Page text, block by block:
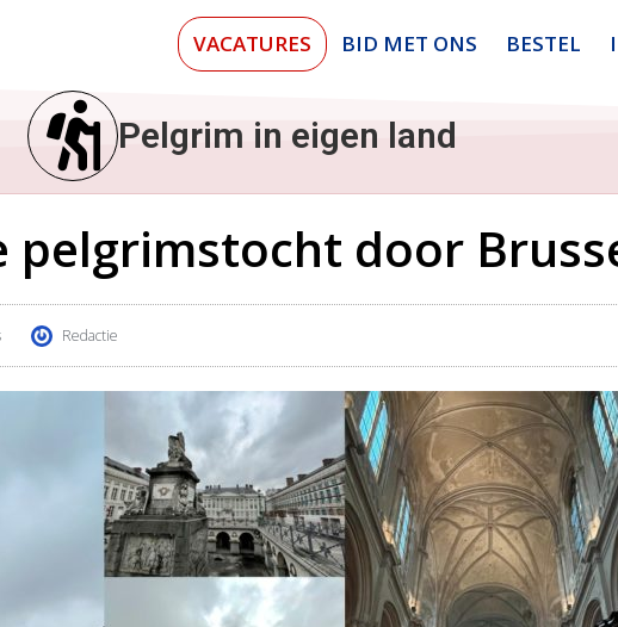
VACATURES BID MET ONS BESTEL
Pelgrim in eigen land
pelgrimstocht door
Redactie